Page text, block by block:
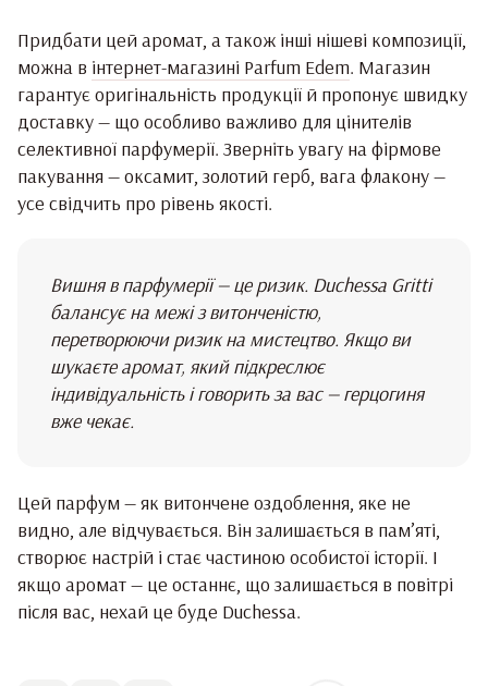
Придбати цей аромат, а також інші нішеві композиції,
можна в інтернет-магазині Parfum Edem. Магазин
гарантує оригінальність продукції й пропонує швидку
доставку — що особливо важливо для цінителів
селективної парфумерії. Зверніть увагу на фірмове
пакування — оксамит, золотий герб, вага флакону —
усе свідчить про рівень якості.
Вишня в парфумерії — це ризик. Duchessa Gritti
балансує на межі з витонченістю,
перетворюючи ризик на мистецтво. Якщо ви
шукаєте аромат, який підкреслює
індивідуальність і говорить за вас — герцогиня
вже чекає.
Цей парфум — як витончене оздоблення, яке не
видно, але відчувається. Він залишається в пам’яті,
створює настрій і стає частиною особистої історії. І
якщо аромат — це останнє, що залишається в повітрі
після вас, нехай це буде Duchessa.